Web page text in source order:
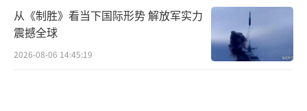
从《制胜》看当下国际形势 解放军实力
震撼全球
2026-08-06 14:45:19